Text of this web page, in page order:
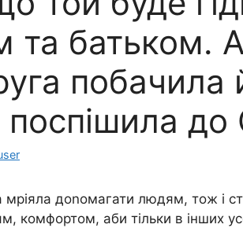
та батьком.
побачила
поспішила
доnомагати людям, тож і
комфортом, аби тільки в інших